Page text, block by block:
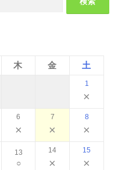
木 金 土
1
×
6
×
7
×
8
×
13
○
14
×
15
×